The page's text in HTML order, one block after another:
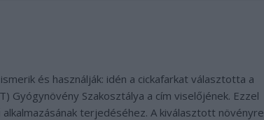
és használják: idén a cickafarkat választotta a
Gyógynövény Szakosztálya a cím viselőjének. Ezzel
terjedéséhez. A kiválasztott növényre